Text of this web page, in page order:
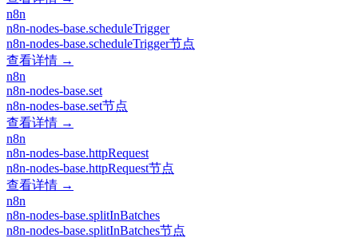
n8n
n8n-nodes-base.scheduleTrigger
n8n-nodes-base.scheduleTrigger节点
查看详情 →
n8n
n8n-nodes-base.set
n8n-nodes-base.set节点
查看详情 →
n8n
n8n-nodes-base.httpRequest
n8n-nodes-base.httpRequest节点
查看详情 →
n8n
n8n-nodes-base.splitInBatches
n8n-nodes-base.splitInBatches节点